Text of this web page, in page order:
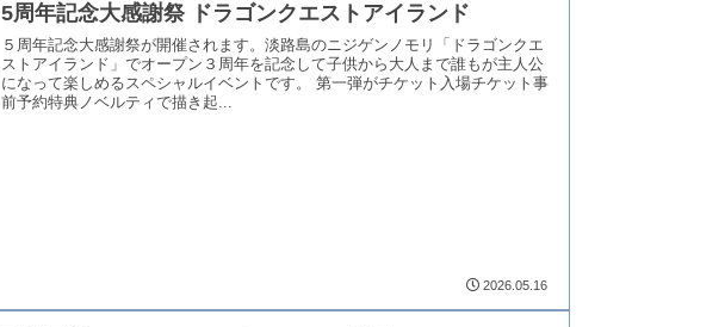
5周年記念大感謝祭 ドラゴンクエストアイランド
５周年記念大感謝祭が開催されます。淡路島のニジゲンノモリ「ドラゴンクエ
ストアイランド」でオープン３周年を記念して子供から大人まで誰もが主人公
になって楽しめるスペシャルイベントです。 第一弾がチケット入場チケット事
前予約特典ノベルティで描き起...
2026.05.16